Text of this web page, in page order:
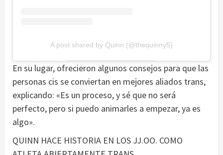
A post shared by Quinn (@thequinny5)
En su lugar, ofrecieron algunos consejos para que las
personas cis se conviertan en mejores aliados trans,
explicando: «Es un proceso, y sé que no será
perfecto, pero si puedo animarles a empezar, ya es
algo».
QUINN HACE HISTORIA EN LOS JJ.OO. COMO